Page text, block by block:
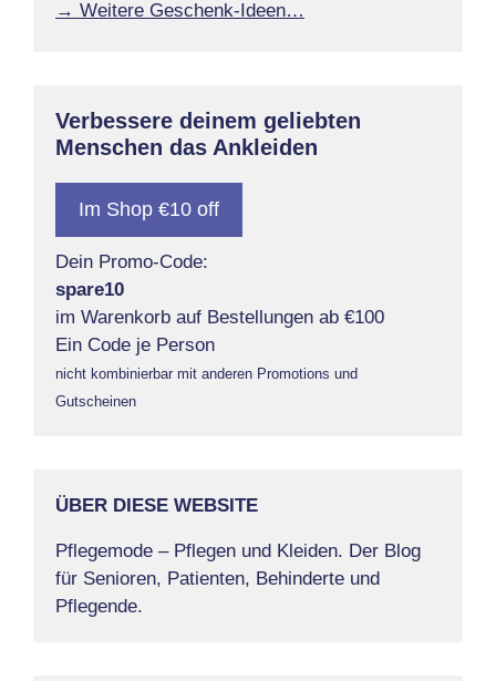
→ Weitere Geschenk-Ideen…
Verbessere deinem geliebten
Menschen das Ankleiden
Im Shop €10 off
Dein Promo-Code:
spare10
im Warenkorb auf Bestellungen ab €100
Ein Code je Person
nicht kombinierbar mit anderen Promotions und
Gutscheinen
ÜBER DIESE WEBSITE
Pflegemode – Pflegen und Kleiden. Der Blog
für Senioren, Patienten, Behinderte und
Pflegende.